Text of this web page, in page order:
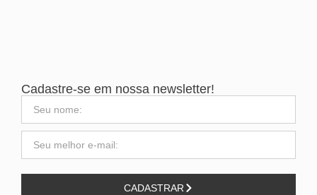
Cadastre-se em nossa newsletter!
CADASTRAR